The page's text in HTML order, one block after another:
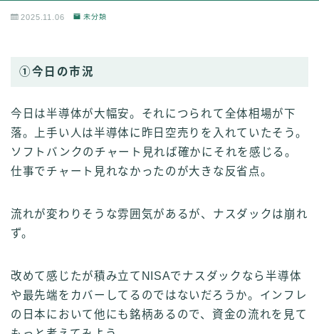
2025.11.06 未分類
①今日の市況
今日は半導体が大幅安。それにつられて全体相場が下
落。上手い人は半導体に昨日空売りを入れていたそう。
ソフトバンクのチャート見れば確かにそれを感じる。
仕事でチャート見れなかったのが大きな反省点。
流れが変わりそうな雰囲気があるが、ナスダックは崩れ
ず。
改めて感じたが積み立てNISAでナスダックなら半導体
や最先端をカバーしてるのではないだろうか。インフレ
の日本において他にも銘柄あるので、資金の流れを見て